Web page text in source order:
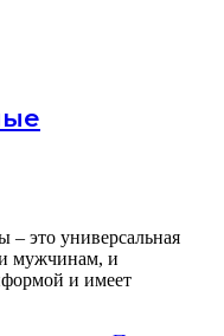
это универсальная
и мужчинам, и
и имеет